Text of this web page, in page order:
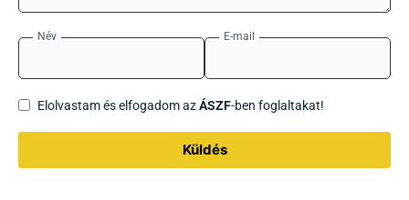
Név E-mail
Elolvastam és elfogadom azÁSZF-ben foglaltakat!
Küldés